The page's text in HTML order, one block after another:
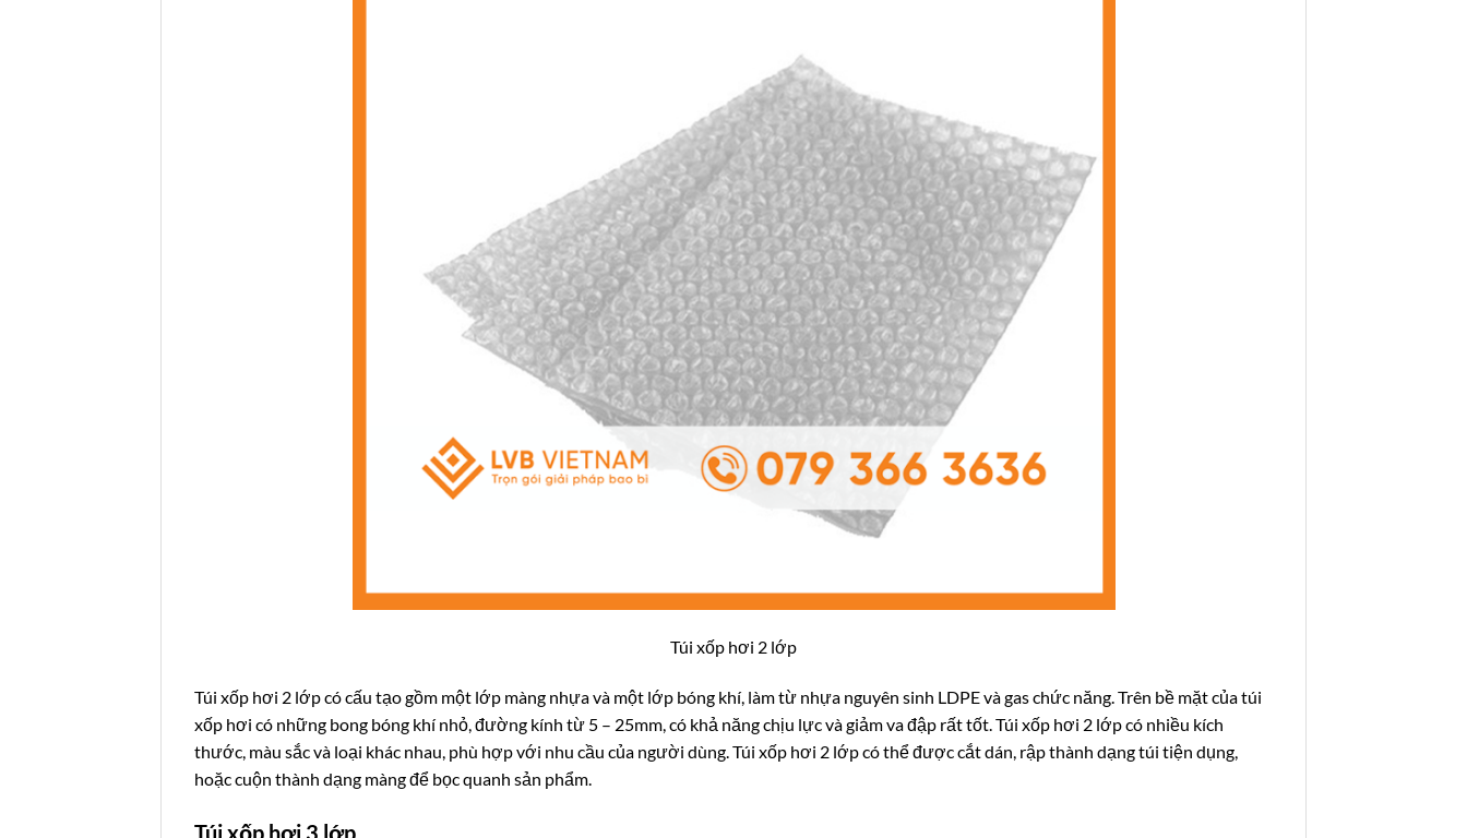
Túi xốp hơi 2 lớp
Túi xốp hơi 2 lớp có cấu tạo gồm một lớp màng nhựa và một lớp bóng khí, làm từ nhựa nguyên sinh LDPE và gas chức năng. Trên bề mặt của túi
xốp hơi có những bong bóng khí nhỏ, đường kính từ 5 – 25mm, có khả năng chịu lực và giảm va đập rất tốt. Túi xốp hơi 2 lớp có nhiều kích
thước, màu sắc và loại khác nhau, phù hợp với nhu cầu của người dùng. Túi xốp hơi 2 lớp có thể được cắt dán, rập thành dạng túi tiện dụng,
hoặc cuộn thành dạng màng để bọc quanh sản phẩm.
Túi xốp hơi 3 lớp